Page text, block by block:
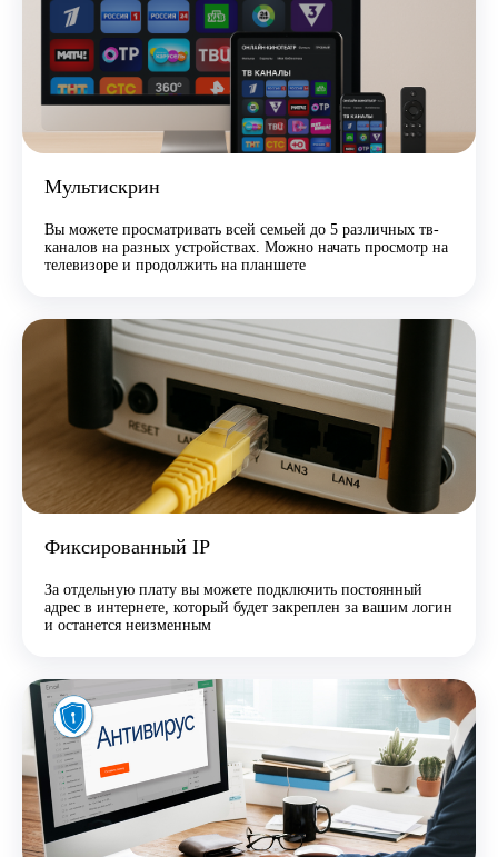
Мультискрин
Вы можете просматривать всей семьей до 5 различных тв-
каналов на разных устройствах. Можно начать просмотр на
телевизоре и продолжить на планшете
Фиксированный IP
За отдельную плату вы можете подключить постоянный
адрес в интернете, который будет закреплен за вашим логин
и останется неизменным